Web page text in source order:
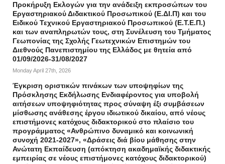
Προκήρυξη Εκλογών για την ανάδειξη εκπροσώπων του
Εργαστηριακού Διδακτικού Προσωπικού (Ε.ΔΙ.Π) και του
Ειδικού Τεχνικού Εργαστηριακού Προσωπικού (Ε.Τ.Ε.Π.)
και των αναπληρωτών τους, στη Συνέλευση του Τμήματος
Γεωπονίας της Σχολής Γεωτεχνικών Επιστημών του
Διεθνούς Πανεπιστημίου της Ελλάδος με θητεία από
01/09/2026-31/08/2027
Monday April 27th, 2026
Έγκριση οριστικών πινάκων των υποψηφίων της
Πρόσκλησης Εκδήλωσης Ενδιαφέροντος για υποβολή
αιτήσεων υποψηφιότητας προς σύναψη έξι συμβάσεων
μίσθωσης ανάθεσης έργου ιδιωτικού δικαίου, από νέους
επιστήμονες κατόχους διδακτορικού στο πλαίσιο του
προγράμματος «Ανθρώπινο δυναμικό και κοινωνική
συνοχή 2021-2027», «Δράσεις διά βίου μάθησης στην
Ανώτατη Εκπαίδευση (απόκτηση ακαδημαϊκής διδακτικής
εμπειρίας σε νέους επιστήμονες κατόχους διδακτορικού)